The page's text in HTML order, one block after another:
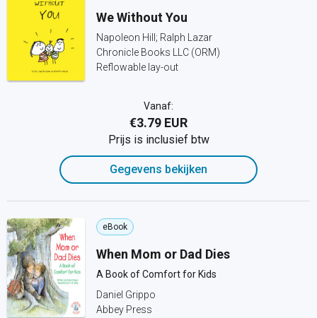
We Without You
Napoleon Hill; Ralph Lazar
Chronicle Books LLC (ORM)
Reflowable lay-out
Vanaf:
€3.79 EUR
Prijs is inclusief btw
Gegevens bekijken
eBook
When Mom or Dad Dies
A Book of Comfort for Kids
Daniel Grippo
Abbey Press